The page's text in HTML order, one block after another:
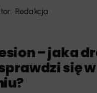
Redakcja
– jaka
się w